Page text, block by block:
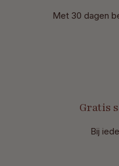
Met 30 dagen
Gratis
Bij